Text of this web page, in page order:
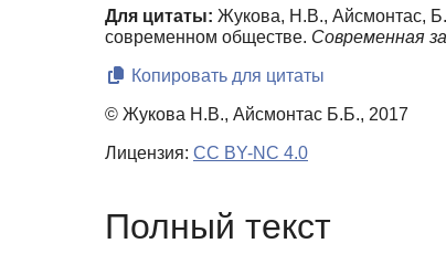
Для цитаты: Жукова, Н.В., Айсмонтас,
современном обществе. Современная
Копировать для цитаты
© Жукова Н.В., Айсмонтас Б.Б., 2017
Лицензия: CC BY-NC 4.0
Полный текст